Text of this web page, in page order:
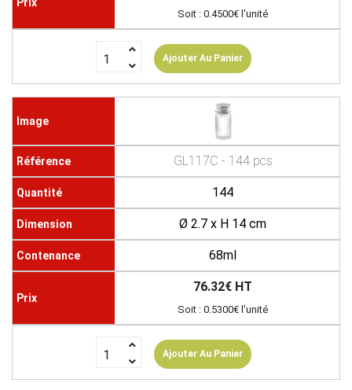
Soit : 0.4500€ l'unité
Ajouter Au Panier
GL117C - 144 pcs
144
Ø 2.7 x H 14 cm
68ml
76.32€ HT
Soit : 0.5300€ l'unité
Ajouter Au Panier